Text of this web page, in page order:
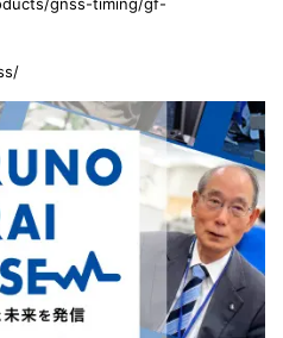
gnss-timing/gf-